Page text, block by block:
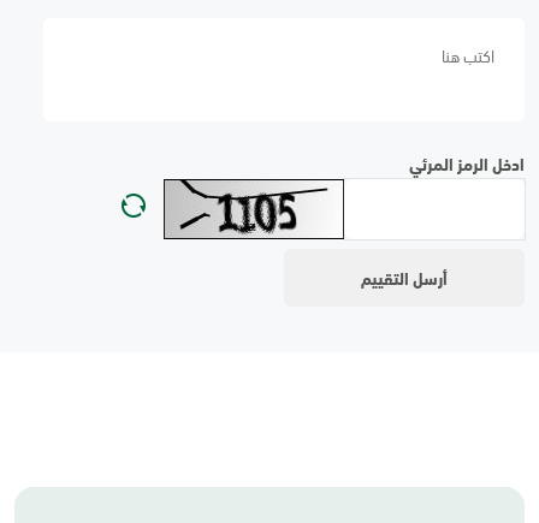
ادخل الرمز المرئي